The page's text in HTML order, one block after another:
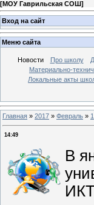
[МОУ Гаврильская СОШ]
Вход на сайт
Меню сайта
Новости Про школу
Материально-
Локальные акты
Главная » 2017 » Февраль » 1
14:49
В